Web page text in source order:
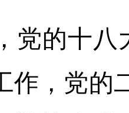
党的十八
作，党的